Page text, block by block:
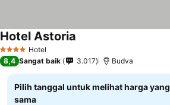
4 BintangHotel
Hotel Astoria
8,4 Sangat baik 3.017 Budva
Pilih tanggal untuk melihat harga yang
sama